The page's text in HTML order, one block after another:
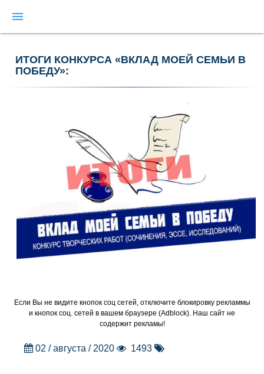
menu
ИТОГИ КОНКУРСА «ВКЛАД МОЕЙ СЕМЬИ В
ПОБЕДУ»:
Если Вы не видите кнопок соц сетей, отключите блокировку рекламмы
и кнопок соц. сетей в вашем браузере (Adblock). Наш сайт не
содержит рекламы!
02 / августа / 2020 1493